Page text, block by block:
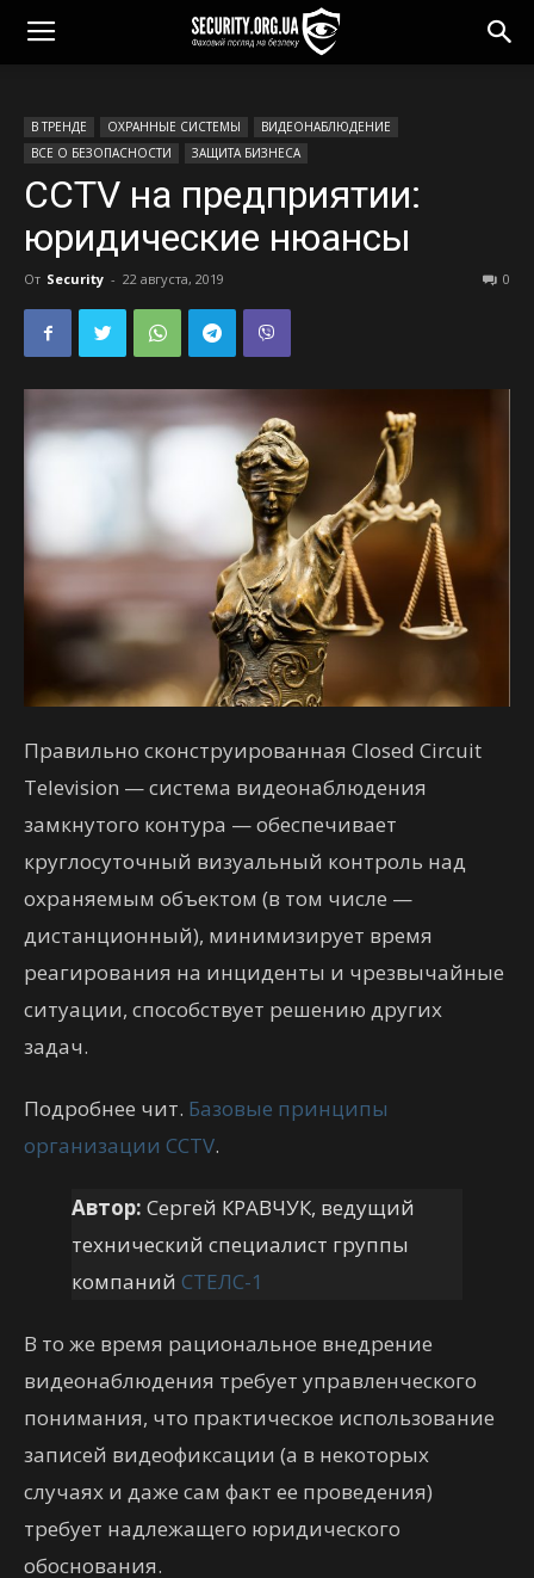
В ТРЕНДЕ ОХРАННЫЕ СИСТЕМЫ
ВИДЕОНАБЛЮДЕНИЕ
ВСЕ О БЕЗОПАСНОСТИ
ЗАЩИТА БИЗНЕСА
ССTV на предприятии:
юридические нюансы
От Security - 22 августа, 2019 0
Правильно сконструированная Сlosed Circuit
Television — система видеонаблюдения
замкнутого контура —обеспечивает
круглосуточный визуальный контроль над
охраняемым объектом (в том числе —
дистанционный), минимизирует время
реагирования на инциденты и чрезвычайные
ситуации, способствует решению других
задач.
Подробнее чит. Базовые принципы
организации CCTV.
Автор: Сергей КРАВЧУК, ведущий
технический специалист группы
компаний СТЕЛС-1
В то же время рациональное внедрение
видеонаблюдения требует управленческого
понимания, что практическое использование
записей видеофиксации (а в некоторых
случаях и даже сам факт ее проведения)
требует надлежащего юридического
обоснования.